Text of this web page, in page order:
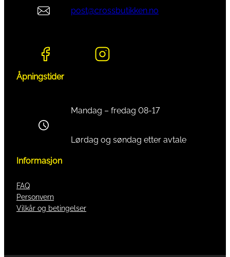
post@crossbutikken.no
Åpningstider
Mandag – fredag 08-17
Lørdag og søndag etter avtale
Informasjon
FAQ
Personvern
Vilkår og betingelser